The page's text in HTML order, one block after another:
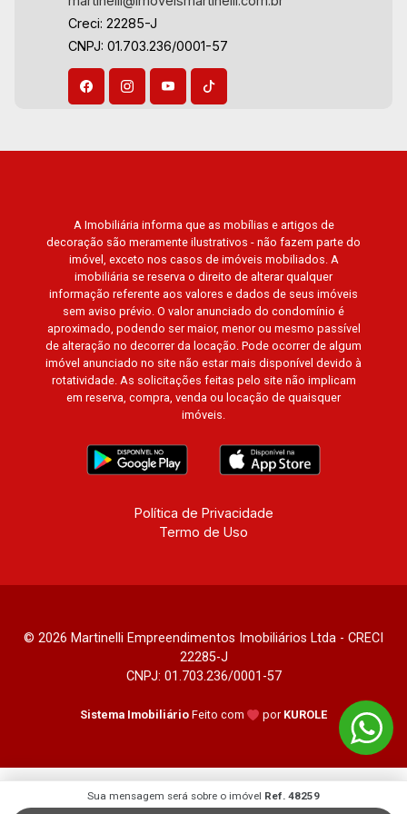
Sua mensagem será sobre o imóvel Ref. 48259
Creci: 22285-J
CNPJ: 01.703.236/0001-57
A Imobiliária informa que as mobílias e artigos de
decoração são meramente ilustrativos - não fazem parte do
imóvel, exceto nos casos de imóveis mobiliados. A
imobiliária se reserva o direito de alterar qualquer
informação referente aos valores e dados de seus imóveis
sem aviso prévio. O valor anunciado do condomínio é
aproximado, podendo ser maior, menor ou mesmo passível
de alteração no decorrer da locação. Pode ocorrer de algum
imóvel anunciado no site não estar mais disponível devido à
rotatividade. As solicitações feitas pelo site não implicam
em reserva, compra, venda ou locação de quaisquer
imóveis.
Política de Privacidade
Termo de Uso
© 2026 Martinelli Empreendimentos Imobiliários Ltda - CRECI
22285-J
CNPJ: 01.703.236/0001-57
Sistema Imobiliário Feito com por KUROLE